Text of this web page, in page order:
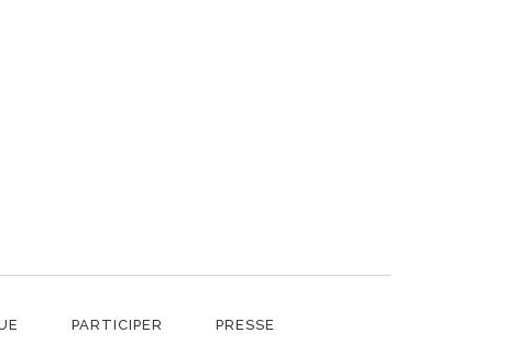
PARTICIPER PRESSE